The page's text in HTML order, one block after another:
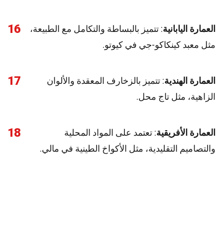
16 العمارة اليابانية: تتميز بالبساطة والتكامل مع الطبيعة،
مثل معبد كينكاكو-جي في كيوتو.
17 العمارة الهندية: تتميز بالزخارف المعقدة والألوان
الزاهية، مثل تاج محل.
18 العمارة الأفريقية: تعتمد على المواد المحلية
والتصاميم التقليدية، مثل الأكواخ الطينية في مالي.